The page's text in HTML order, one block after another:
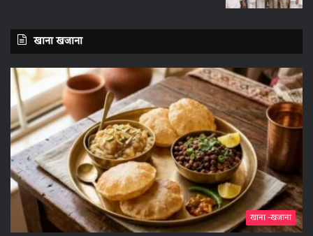
खाना खजाना
खाना -खजाना